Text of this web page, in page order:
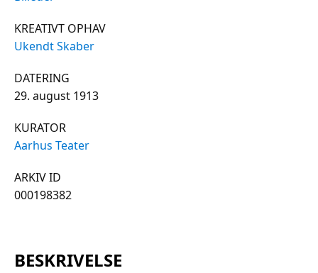
KREATIVT OPHAV
Ukendt Skaber
DATERING
29. august 1913
KURATOR
Aarhus Teater
ARKIV ID
000198382
BESKRIVELSE